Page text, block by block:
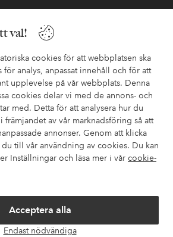
val!
cookies för att webbplatsen ska
för analys, anpassat innehåll och för att
upplevelse på vår webbplats. Denna
cookies delar vi med de annons- och
med. Detta för att analysera hur du
främjandet av vår marknadsföring så att
annonser. Genom att klicka
till vår användning av cookies. Du kan
Inställningar och läsa mer i vår cookie-
Acceptera alla
Endast nödvändiga
- Betala direkt eller dela upp
mer om våra betalalternativ?
elpy
Instagram Pinterest
Youtube